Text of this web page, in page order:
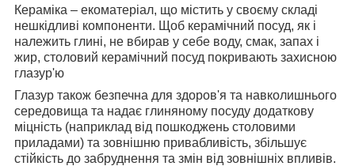
Кераміка – екоматеріал, що містить у своєму складі
нешкідливі компоненти. Щоб керамічний посуд, як і
належить глині, не вбирав у себе воду, смак, запах і
жир, столовий керамічний посуд покривають захисною
глазур'ю
Глазур також безпечна для здоров'я та навколишнього
середовища та надає глиняному посуду додаткову
міцність (наприклад від пошкоджень столовими
приладами) та зовнішню привабливість, збільшує
стійкість до забруднення та змін від зовнішніх впливів.